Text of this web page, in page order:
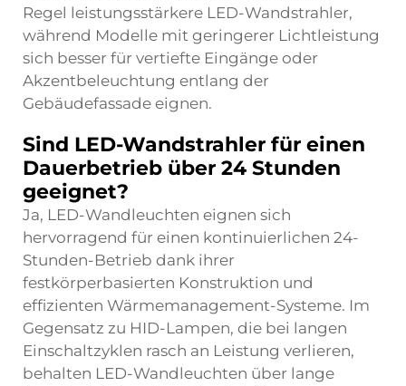
Regel leistungsstärkere LED-Wandstrahler,
während Modelle mit geringerer Lichtleistung
sich besser für vertiefte Eingänge oder
Akzentbeleuchtung entlang der
Gebäudefassade eignen.
Sind LED-Wandstrahler für einen
Dauerbetrieb über 24 Stunden
geeignet?
Ja, LED-Wandleuchten eignen sich
hervorragend für einen kontinuierlichen 24-
Stunden-Betrieb dank ihrer
festkörperbasierten Konstruktion und
effizienten Wärmemanagement-Systeme. Im
Gegensatz zu HID-Lampen, die bei langen
Einschaltzyklen rasch an Leistung verlieren,
behalten LED-Wandleuchten über lange